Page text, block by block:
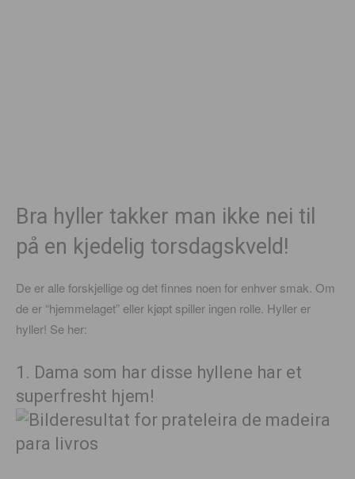
Bra hyller takker man ikke nei til
på en kjedelig torsdagskveld!
De er alle forskjellige og det finnes noen for enhver smak. Om
de er “hjemmelaget” eller kjøpt spiller ingen rolle. Hyller er
hyller! Se her:
1. Dama som har disse hyllene har et
superfresht hjem!